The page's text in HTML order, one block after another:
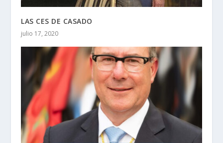
LAS CES DE CASADO
julio 17, 2020